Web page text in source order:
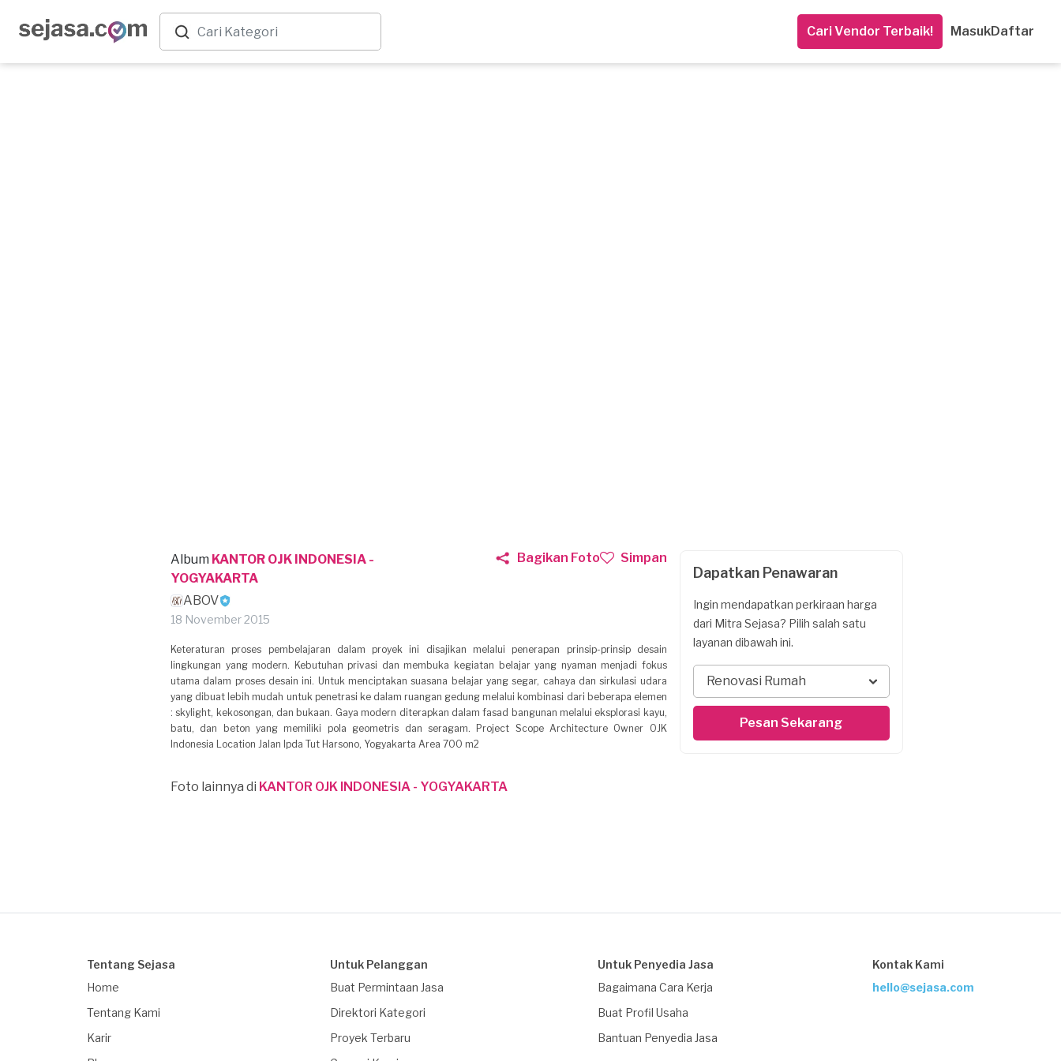
Cari Vendor Terbaik! MasukDaftar
Album KANTOR OJK INDONESIA -
YOGYAKARTA
ABOV
18 November 2015
Bagikan Foto Simpan
Keteraturan proses pembelajaran dalam proyek ini disajikan melalui penerapan prinsip-prinsip desain
lingkungan yang modern. Kebutuhan privasi dan membuka kegiatan belajar yang nyaman menjadi fokus
utama dalam proses desain ini. Untuk menciptakan suasana belajar yang segar, cahaya dan sirkulasi udara
yang dibuat lebih mudah untuk penetrasi ke dalam ruangan gedung melalui kombinasi dari beberapa elemen
: skylight, kekosongan, dan bukaan. Gaya modern diterapkan dalam fasad bangunan melalui eksplorasi kayu,
batu, dan beton yang memiliki pola geometris dan seragam. Project Scope Architecture Owner OJK
Indonesia Location Jalan Ipda Tut Harsono, Yogyakarta Area 700 m2
Foto lainnya di KANTOR OJK INDONESIA - YOGYAKARTA
Dapatkan Penawaran
Ingin mendapatkan perkiraan harga
dari Mitra Sejasa? Pilih salah satu
layanan dibawah ini.
Renovasi Rumah
Pesan Sekarang
Tentang Sejasa
Home
Tentang Kami
Karir
Untuk Pelanggan
Buat Permintaan Jasa
Direktori Kategori
Proyek Terbaru
Untuk Penyedia Jasa
Bagaimana Cara Kerja
Buat Profil Usaha
Bantuan Penyedia Jasa
Kontak Kami
hello@sejasa.com